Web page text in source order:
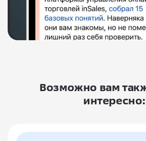
Возможно вам
интересно: